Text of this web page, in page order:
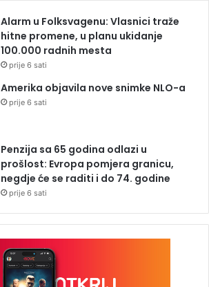
Alarm u Folksvagenu: Vlasnici traže
hitne promene, u planu ukidanje
100.000 radnih mesta
prije 6 sati
Amerika objavila nove snimke NLO-a
prije 6 sati
Penzija sa 65 godina odlazi u
prošlost: Evropa pomjera granicu,
negdje će se raditi i do 74. godine
prije 6 sati